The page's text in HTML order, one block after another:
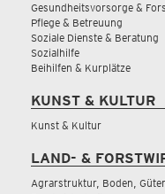
Gesundheitsvorsorge &
Pflege & Betreuung
Soziale Dienste & Beratung
Sozialhilfe
Beihilfen & Kurplätze
KUNST & KULTUR
Kunst & Kultur
LAND- &
Agrarstruktur, Boden,